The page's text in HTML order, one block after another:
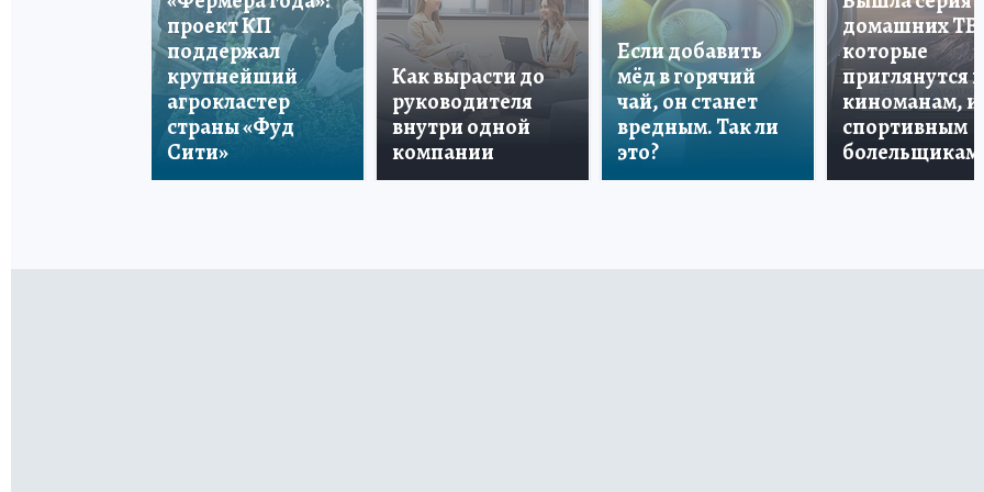
проект КП
поддержал
крупнейший
агрокластер
страны «Фуд
Сити»
Как вырасти до
руководителя
внутри одной
компании
Если добавить
мёд в горячий
чай, он станет
вредным. Так ли
это?
домашних ТВ,
которые
приглянутся и
киноманам, и
спортивным
болельщикам